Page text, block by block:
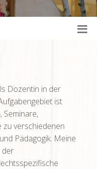
Dozentin in der
ist
Seminare,
zu verschiedenen
Pädagogik. Meine
der